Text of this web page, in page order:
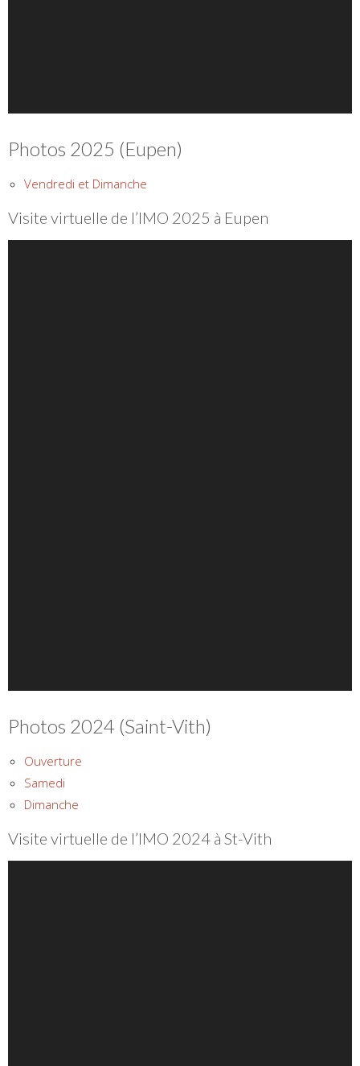
Photos 2025 (Eupen)
Vendredi et Dimanche
Visite virtuelle de l’IMO 2025 à Eupen
Photos 2024 (Saint-Vith)
Ouverture
Samedi
Dimanche
Visite virtuelle de l’IMO 2024 à St-Vith